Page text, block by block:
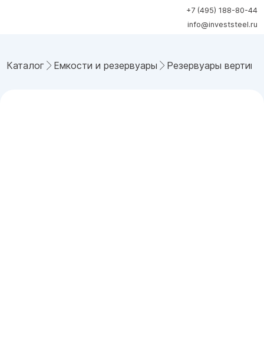
+7 (495) 188-80-44
info@investsteel.ru
Каталог Емкости и резервуары Резервуары